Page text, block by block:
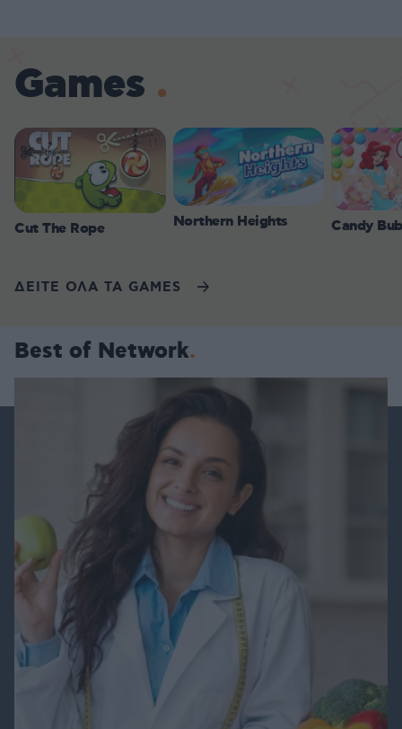
Games
Cut The Rope Northern Heights Candy
ΔΕΙΤΕ ΟΛΑ ΤΑ GAMES
Best of Network